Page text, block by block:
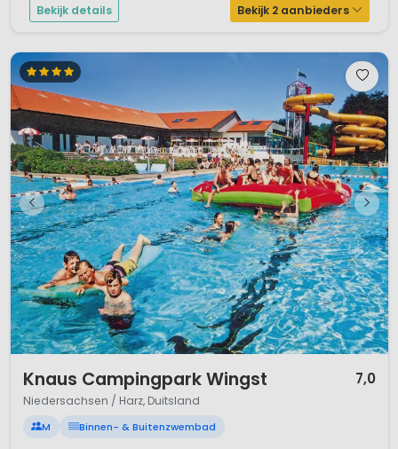
Bekijk details Bekijk 2 aanbieders
Knaus Campingpark Wingst 7,0
Niedersachsen / Harz, Duitsland
M Binnen- & Buitenzwembad